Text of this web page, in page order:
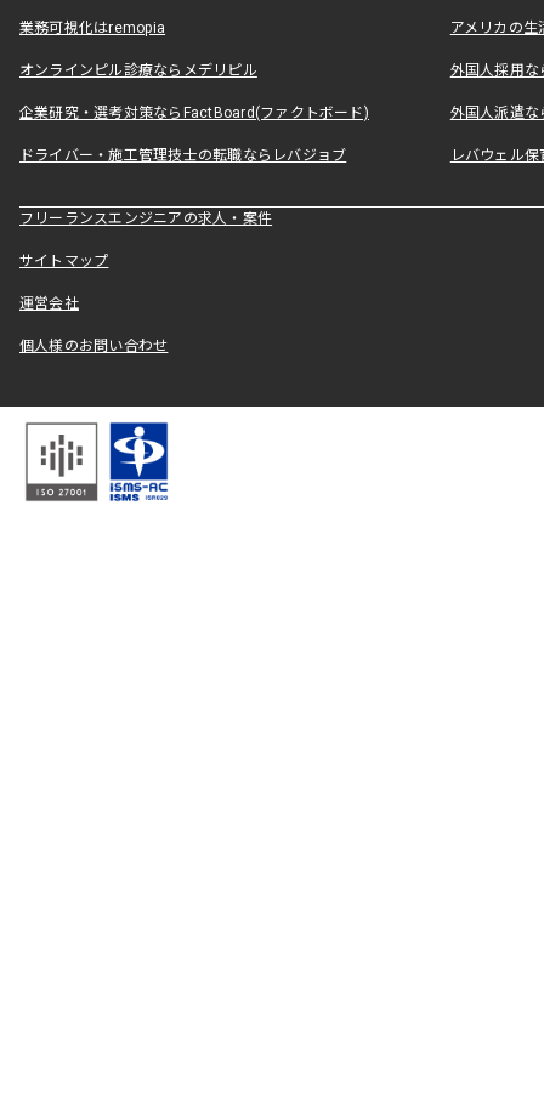
業務可視化はremopia アメリカの
オンラインピル診療ならメデリピル 外国人採用
企業研究・選考対策ならFactBoard(ファクトボード) 外国人派遣な
ドライバー・施工管理技士の転職ならレバジョブ レバウェル
フリーランスエンジニアの求人・案件
サイトマップ
運営会社
個人様のお問い合わせ